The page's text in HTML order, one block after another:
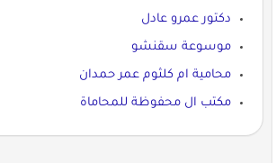
دكتور عمرو عادل
موسوعة سقنشو
محامية ام كلثوم عمر حمدان
مكتب ال محفوظة للمحاماة